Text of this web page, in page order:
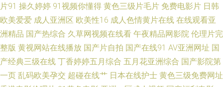
性爱喷水AV 日本老熟妇毛茸茸 91成人小视频 国产精品欧美专区 亚洲三级av
麻豆91 91爱爱王 国产97福利导航 肏屄超碰 伊人成人在线 福利精品店 欧美
日韩微拍视频 一本道大香蕉伊人 wwwav天堂网 久草网站欧美 丝袜美腿噜噜
片91 操久婷婷 91视频你懂得 黄色三级片毛片 免费电影片 日韩
欧美爱爱 成人亚洲区 欧美性16 成人色情黄片在线 在线观看亚
洲精品 国产热综合 久草网视频在线看 午夜精品网影院 伦理片完
整版 黄视网站在线播放 国产片自拍 国产在线91 AV亚洲网址 国
产经典三级在线 丁香婷婷五月综合 五月花亚洲综合 国产影院第
一页 乱码欧美孕交 超碰在线艹 日本在线护士 黄色三级免费网址